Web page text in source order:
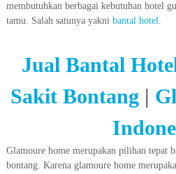
membutuhkan berbagai kebutuhan hotel
tamu. Salah satunya yakni bantal hotel.
Jual Bantal
Sakit Bontang |
Glamoure home merupakan pilihan tepat
bontang. Karena glamoure home